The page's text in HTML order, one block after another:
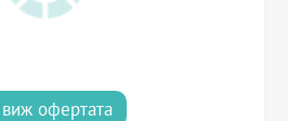
виж офертата